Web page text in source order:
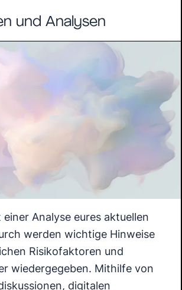
und Analysen
Analyse eures aktuellen
werden wichtige Hinweise
Risikofaktoren und
wiedergegeben. Mithilfe von
digitalen